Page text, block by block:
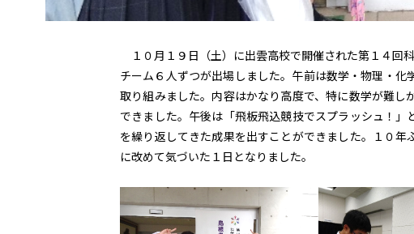
１０月１９日（土）に出雲高校で開催された第１４回
チーム６人ずつが出場しました。午前は数学・物理・
取り組みました。内容はかなり高度で、特に数学が難
できました。午後は「飛板飛込競技でスプラッシュ！
を繰り返してきた成果を出すことができました。１０
に改めて気づいた１日となりました。